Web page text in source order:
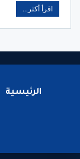
اقرأ أكثر...
الرئيسية